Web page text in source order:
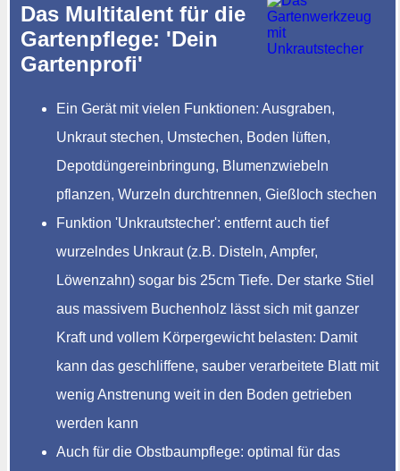
Das Multitalent für die
Gartenpflege: 'Dein
Gartenprofi'
Ein Gerät mit vielen Funktionen: Ausgraben,
Unkraut stechen, Umstechen, Boden lüften,
Depotdüngereinbringung, Blumenzwiebeln
pflanzen, Wurzeln durchtrennen, Gießloch stechen
Funktion 'Unkrautstecher': entfernt auch tief
wurzelndes Unkraut (z.B. Disteln, Ampfer,
Löwenzahn) sogar bis 25cm Tiefe. Der starke Stiel
aus massivem Buchenholz lässt sich mit ganzer
Kraft und vollem Körpergewicht belasten: Damit
kann das geschliffene, sauber verarbeitete Blatt mit
wenig Anstrenung weit in den Boden getrieben
werden kann
Auch für die Obstbaumpflege: optimal für das